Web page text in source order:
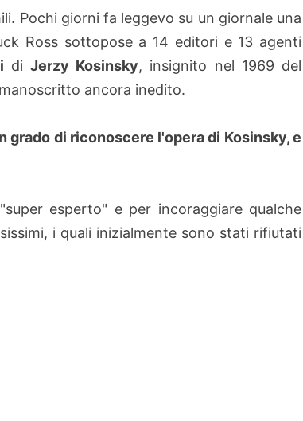
Pochi giorni fa leggevo su un giornale una
Ross sottopose a 14 editori e 13 agenti
di Jerzy Kosinsky, insignito nel 1969 del
ancora inedito.
di riconoscere l'opera di Kosinsky, e
esperto" e per incoraggiare qualche
i quali inizialmente sono stati rifiutati